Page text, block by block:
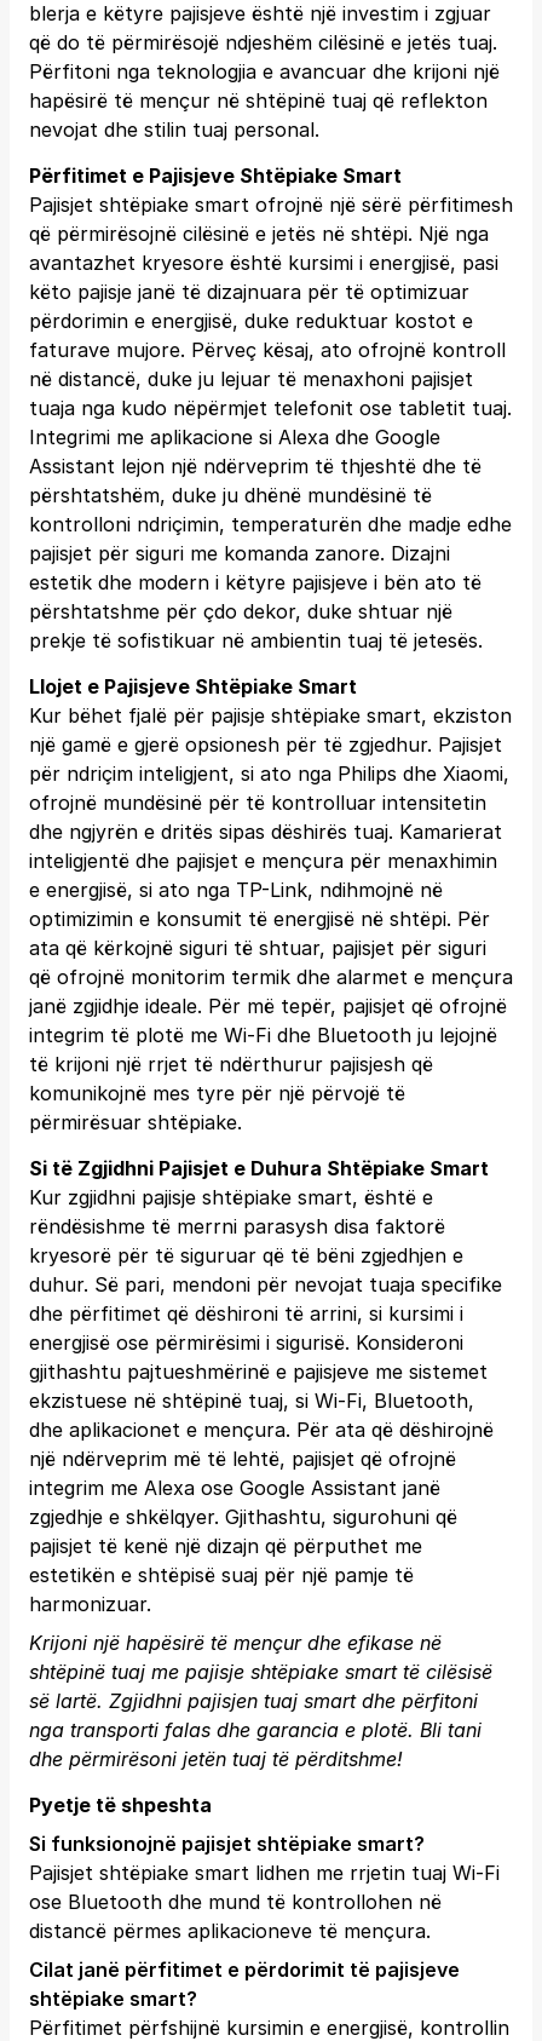
blerja e këtyre pajisjeve është një investim i zgjuar
që do të përmirësojë ndjeshëm cilësinë e jetës tuaj.
Përfitoni nga teknologjia e avancuar dhe krijoni një
hapësirë të mençur në shtëpinë tuaj që reflekton
nevojat dhe stilin tuaj personal.
Përfitimet e Pajisjeve Shtëpiake Smart
Pajisjet shtëpiake smart ofrojnë një sërë përfitimesh
që përmirësojnë cilësinë e jetës në shtëpi. Një nga
avantazhet kryesore është kursimi i energjisë, pasi
këto pajisje janë të dizajnuara për të optimizuar
përdorimin e energjisë, duke reduktuar kostot e
faturave mujore. Përveç kësaj, ato ofrojnë kontroll
në distancë, duke ju lejuar të menaxhoni pajisjet
tuaja nga kudo nëpërmjet telefonit ose tabletit tuaj.
Integrimi me aplikacione si Alexa dhe Google
Assistant lejon një ndërveprim të thjeshtë dhe të
përshtatshëm, duke ju dhënë mundësinë të
kontrolloni ndriçimin, temperaturën dhe madje edhe
pajisjet për siguri me komanda zanore. Dizajni
estetik dhe modern i këtyre pajisjeve i bën ato të
përshtatshme për çdo dekor, duke shtuar një
prekje të sofistikuar në ambientin tuaj të jetesës.
Llojet e Pajisjeve Shtëpiake Smart
Kur bëhet fjalë për pajisje shtëpiake smart, ekziston
një gamë e gjerë opsionesh për të zgjedhur. Pajisjet
për ndriçim inteligjent, si ato nga Philips dhe Xiaomi,
ofrojnë mundësinë për të kontrolluar intensitetin
dhe ngjyrën e dritës sipas dëshirës tuaj. Kamarierat
inteligjentë dhe pajisjet e mençura për menaxhimin
e energjisë, si ato nga TP-Link, ndihmojnë në
optimizimin e konsumit të energjisë në shtëpi. Për
ata që kërkojnë siguri të shtuar, pajisjet për siguri
që ofrojnë monitorim termik dhe alarmet e mençura
janë zgjidhje ideale. Për më tepër, pajisjet që ofrojnë
integrim të plotë me Wi-Fi dhe Bluetooth ju lejojnë
të krijoni një rrjet të ndërthurur pajisjesh që
komunikojnë mes tyre për një përvojë të
përmirësuar shtëpiake.
Si të Zgjidhni Pajisjet e Duhura Shtëpiake Smart
Kur zgjidhni pajisje shtëpiake smart, është e
rëndësishme të merrni parasysh disa faktorë
kryesorë për të siguruar që të bëni zgjedhjen e
duhur. Së pari, mendoni për nevojat tuaja specifike
dhe përfitimet që dëshironi të arrini, si kursimi i
energjisë ose përmirësimi i sigurisë. Konsideroni
gjithashtu pajtueshmërinë e pajisjeve me sistemet
ekzistuese në shtëpinë tuaj, si Wi-Fi, Bluetooth,
dhe aplikacionet e mençura. Për ata që dëshirojnë
një ndërveprim më të lehtë, pajisjet që ofrojnë
integrim me Alexa ose Google Assistant janë
zgjedhje e shkëlqyer. Gjithashtu, sigurohuni që
pajisjet të kenë një dizajn që përputhet me
estetikën e shtëpisë suaj për një pamje të
harmonizuar.
Krijoni një hapësirë të mençur dhe efikase në
shtëpinë tuaj me pajisje shtëpiake smart të cilësisë
së lartë. Zgjidhni pajisjen tuaj smart dhe përfitoni
nga transporti falas dhe garancia e plotë. Bli tani
dhe përmirësoni jetën tuaj të përditshme!
Pyetje të shpeshta
Si funksionojnë pajisjet shtëpiake smart?
Pajisjet shtëpiake smart lidhen me rrjetin tuaj Wi-Fi
ose Bluetooth dhe mund të kontrollohen në
distancë përmes aplikacioneve të mençura.
Cilat janë përfitimet e përdorimit të pajisjeve
shtëpiake smart?
Përfitimet përfshijnë kursimin e energjisë, kontrollin